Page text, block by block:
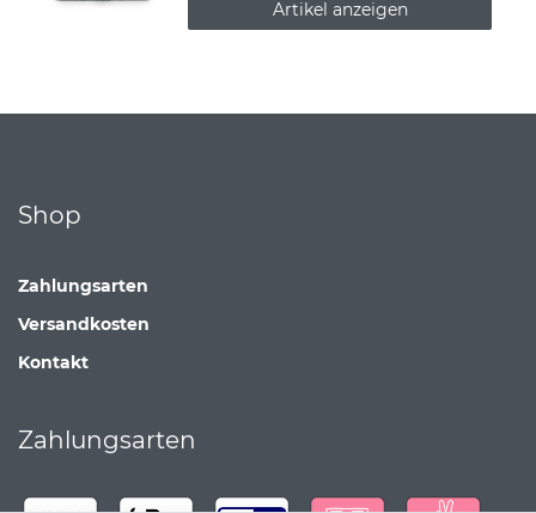
Artikel anzeigen
Shop
Zahlungsarten
Versandkosten
Kontakt
Zahlungsarten